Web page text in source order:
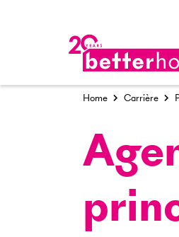
Home Carrière